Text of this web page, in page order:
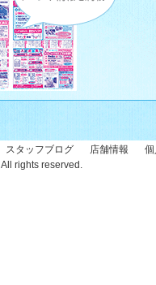
スタッフブログ 店舗情報
All rights reserved.